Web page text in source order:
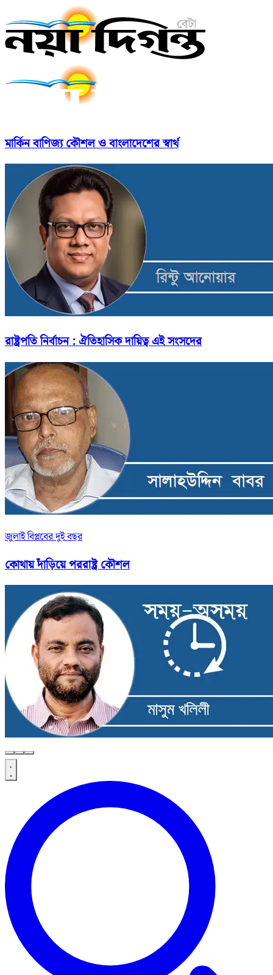
মার্কিন বাণিজ্য কৌশল ও বাংলাদেশের স্বার্থ
রাষ্ট্রপতি নির্বাচন : ঐতিহাসিক দায়িত্ব এই সংসদের
জুলাই বিপ্লবের দুই বছর
কোথায় দাঁড়িয়ে পররাষ্ট্র কৌশল